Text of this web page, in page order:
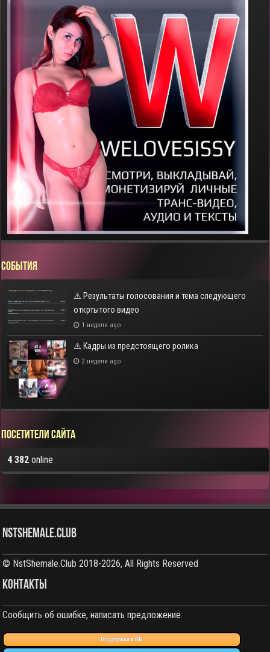
СОБЫТИЯ
⚠️ Результаты голосования и тема следующего
откртытого видео
1 неделя ago
⚠️ Кадры из предстоящего ролика
2 недели ago
Посетители сайта
4 382 online
NstShemale.Club
© NstShemale.Club 2018-2026, All Rights Reserved
КОНТАКТЫ
Сообщить об ошибке, написать предложение:
Поддержка в ВК